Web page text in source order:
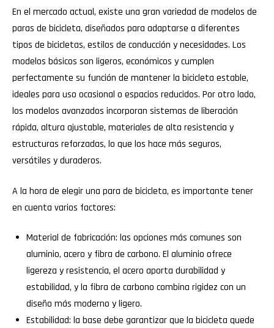
En el mercado actual, existe una gran variedad de modelos de
paras de bicicleta, diseñados para adaptarse a diferentes
tipos de bicicletas, estilos de conducción y necesidades. Los
modelos básicos son ligeros, económicos y cumplen
perfectamente su función de mantener la bicicleta estable,
ideales para uso ocasional o espacios reducidos. Por otro lado,
los modelos avanzados incorporan sistemas de liberación
rápida, altura ajustable, materiales de alta resistencia y
estructuras reforzadas, lo que los hace más seguros,
versátiles y duraderos.
A la hora de elegir una para de bicicleta, es importante tener
en cuenta varios factores:
Material de fabricación: las opciones más comunes son
aluminio, acero y fibra de carbono. El aluminio ofrece
ligereza y resistencia, el acero aporta durabilidad y
estabilidad, y la fibra de carbono combina rigidez con un
diseño más moderno y ligero.
Estabilidad: la base debe garantizar que la bicicleta quede